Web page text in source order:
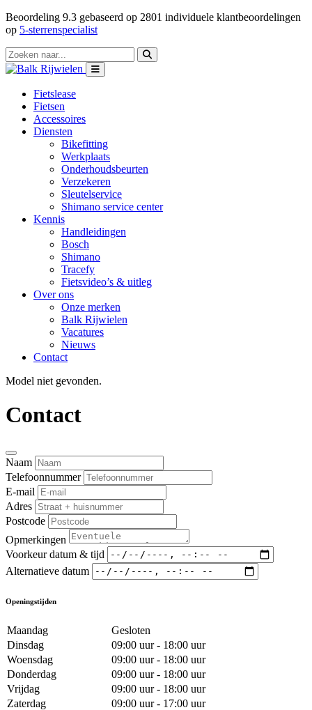
Beoordeling 9.3 gebaseerd op 2801 individuele klantbeoordelingen
op 5-sterrenspecialist
Fietslease
Fietsen
Accessoires
Diensten
Bikefitting
Werkplaats
Onderhoudsbeurten
Verzekeren
Sleutelservice
Shimano service center
Kennis
Handleidingen
Bosch
Shimano
Tracefy
Fietsvideo’s & uitleg
Over ons
Onze merken
Balk Rijwielen
Vacatures
Nieuws
Contact
Model niet gevonden.
Contact
Naam
Telefoonnummer
E-mail
Adres
Postcode
Opmerkingen
Voorkeur datum & tijd
Alternatieve datum
Openingstijden
Maandag
Gesloten
Dinsdag
09:00 uur - 18:00 uur
Woensdag
09:00 uur - 18:00 uur
Donderdag
09:00 uur - 18:00 uur
Vrijdag
09:00 uur - 18:00 uur
Zaterdag
09:00 uur - 17:00 uur